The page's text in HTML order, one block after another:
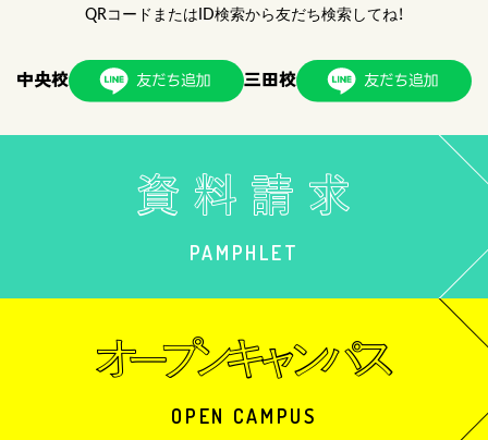
QRコードまたはID検索から友だち検索してね！
中央校 三田校
PAMPHLET
OPEN CAMPUS